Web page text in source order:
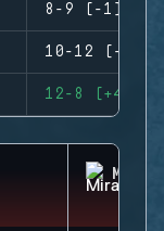
8-9 (-1)
10-12 (-2)
12-8 (+4)
MIRA